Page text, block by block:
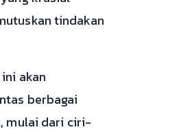
tindakan
akan
berbagai
mulai dari ciri-